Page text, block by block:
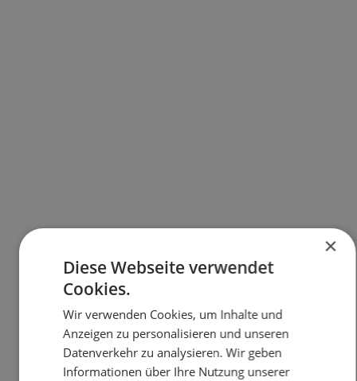
×
Diese Webseite verwendet
Cookies.
Wir verwenden Cookies, um Inhalte und
Anzeigen zu personalisieren und unseren
Datenverkehr zu analysieren. Wir geben
Informationen über Ihre Nutzung unserer